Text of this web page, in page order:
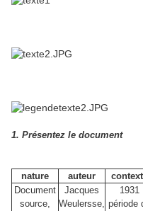
1. Présentez le document
nature auteur
Document
source,
Jacques
Weulersse,
1931
période